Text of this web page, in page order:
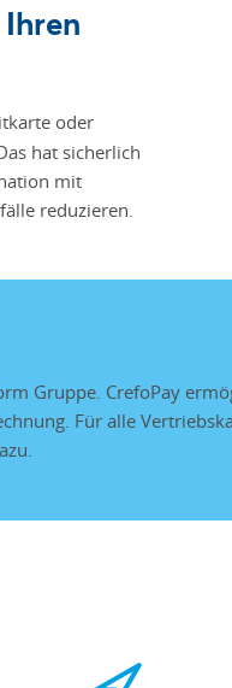
oder
hat sicherlich
mit
reduzieren.
Gruppe. CrefoPay
Für alle